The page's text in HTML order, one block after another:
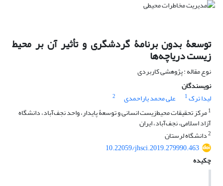
توسعۀ بدون برنامۀ گردشگری و تأثیر آن بر محیط
‌زیست دریاچه‌ها
نوع مقاله : پژوهشی کاربردی
نویسندگان
لیدا ترک1 علی محمد یاراحمدی
2
1مرکز تحقیقات محیط‌زیست انسانی و توسعۀ پایدار، واحد نجف‌آباد، دانشگاه
آزاد اسلامی، نجف‌آباد، ایران
2دانشگاه لرستان
10.22059/jhsci.2019.279990.463
چکیده